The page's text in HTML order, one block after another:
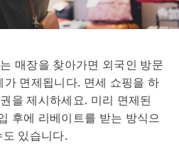
매장을 찾아가면 외국인 방문
면제됩니다. 면세 쇼핑을 하
을 제시하세요. 미리 면제된
후에 리베이트를 받는 방식으
있습니다.